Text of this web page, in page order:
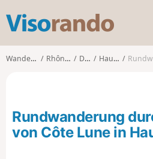
s
o
Wanderungen Rhône-Alpes Drôme Hauterives
Rundwanderung
von Côte Lune in